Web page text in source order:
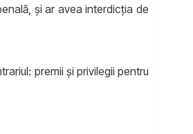
și ar avea interdicția de
premii și privilegii pentru